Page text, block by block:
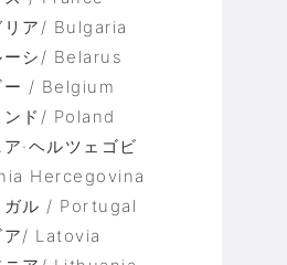
リア/ Bulgaria
ーシ/ Belarus
ー / Belgium
ンド/ Poland
·ヘルツェゴビ
Hercegovina
ガル / Portugal
ア/ Latovia